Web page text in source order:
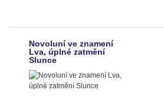
Novoluní ve znamení
Lva, úplné zatmění
Slunce